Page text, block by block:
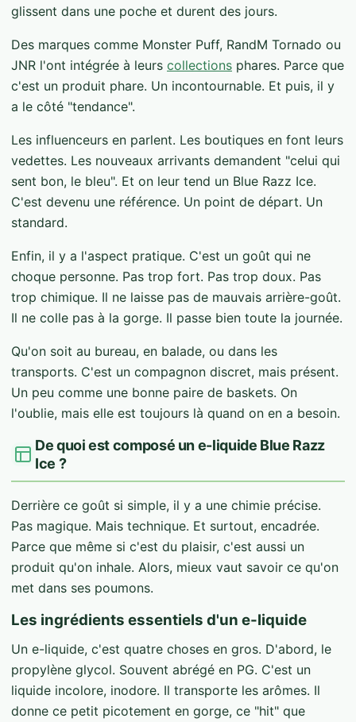
glissent dans une poche et durent des jours.
Des marques comme Monster Puff, RandM Tornado ou
JNR l'ont intégrée à leurs collections phares. Parce que
c'est un produit phare. Un incontournable. Et puis, il y
a le côté "tendance".
Les influenceurs en parlent. Les boutiques en font leurs
vedettes. Les nouveaux arrivants demandent "celui qui
sent bon, le bleu". Et on leur tend un Blue Razz Ice.
C'est devenu une référence. Un point de départ. Un
standard.
Enfin, il y a l'aspect pratique. C'est un goût qui ne
choque personne. Pas trop fort. Pas trop doux. Pas
trop chimique. Il ne laisse pas de mauvais arrière-goût.
Il ne colle pas à la gorge. Il passe bien toute la journée.
Qu'on soit au bureau, en balade, ou dans les
transports. C'est un compagnon discret, mais présent.
Un peu comme une bonne paire de baskets. On
l'oublie, mais elle est toujours là quand on en a besoin.
De quoi est composé un e-liquide Blue Razz
Ice ?
Derrière ce goût si simple, il y a une chimie précise.
Pas magique. Mais technique. Et surtout, encadrée.
Parce que même si c'est du plaisir, c'est aussi un
produit qu'on inhale. Alors, mieux vaut savoir ce qu'on
met dans ses poumons.
Les ingrédients essentiels d'un e-liquide
Un e-liquide, c'est quatre choses en gros. D'abord, le
propylène glycol. Souvent abrégé en PG. C'est un
liquide incolore, inodore. Il transporte les arômes. Il
donne ce petit picotement en gorge, ce "hit" que